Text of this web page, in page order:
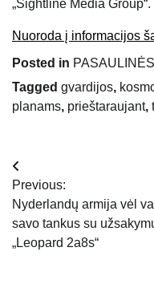
„Sightline Media Group“.
Nuoroda į informacijos
Posted in
Tagged gvardijos,
planams, prieštaraujant,
Navigacija
tarp
įrašų
Previous:
Nyderlandų armija vėl
savo tankus su
„Leopard 2a8s“